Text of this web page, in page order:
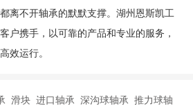
离不开轴承的默默支撑。湖州恩斯凯工
户携手，以可靠的产品和专业的服务，
效运行。
滑块 进口轴承 深沟球轴承 推力球轴